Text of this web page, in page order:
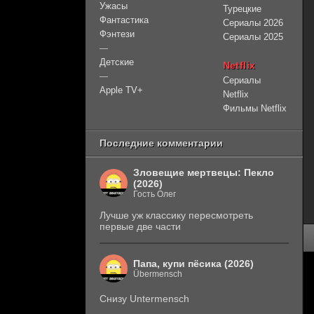
Ужасы
Фантастика
Фэнтези
—
Детские
—
Apple TV+
Турецкие
Сериалы 2026
Сериалы 2025
Netflix
Сериалы
Netflix
Фильмы Netflix
Последние комментарии
Зловещие мертвецы: Пекло
(2026)
Гость Олег
Лучше уж классику пересмотреть
первые две части
Папа, купи пёсика (2026)
Übermensch
Снизу Untermensch